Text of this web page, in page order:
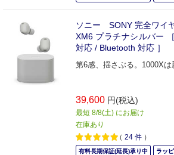
ソニー SONY 完全ワイ
XM6 プラチナシルバー
対応 / Bluetooth 対応 ］
第6感、揺さぶる。1000Xは
39,600 円(税込)
最短 8/8(土) にお届け
在庫あり
（ 24 件 ）
有料長期保証(延長)承り中 ラッ